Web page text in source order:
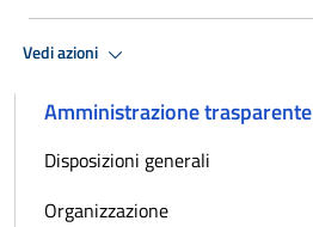
Vedi azioni
Amministrazione trasparente
Disposizioni generali
Organizzazione